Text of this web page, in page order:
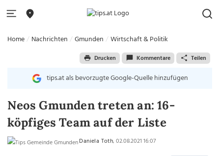
Home Nachrichten Gmunden Wirtschaft & Politik
Drucken Kommentare Teilen
tips.at als bevorzugte Google-Quelle hinzufügen
Neos Gmunden treten an: 16-
köpfiges Team auf der Liste
Daniela Toth, 02.08.2021 16:07